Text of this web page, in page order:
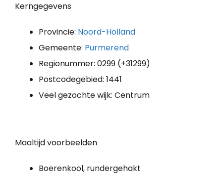
Kerngegevens
Provincie: Noord-Holland
Gemeente: Purmerend
Regionummer: 0299 (+31299)
Postcodegebied: 1441
Veel gezochte wijk: Centrum
Maaltijd voorbeelden
Boerenkool, rundergehakt